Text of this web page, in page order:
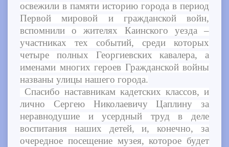
освежили в памяти историю города в период
Первой мировой и гражданской войн,
вспомнили о жителях Каинского уезда –
участниках тех событий, среди которых
четыре полных Георгиевских кавалера, а
именами многих героев Гражданской войны
названы улицы нашего города.
Спасибо наставникам кадетских классов, и
лично Сергею Николаевичу Цаплину за
неравнодушие и усердный труд в деле
воспитания наших детей, и, конечно, за
очередное посещение музея, которое будет